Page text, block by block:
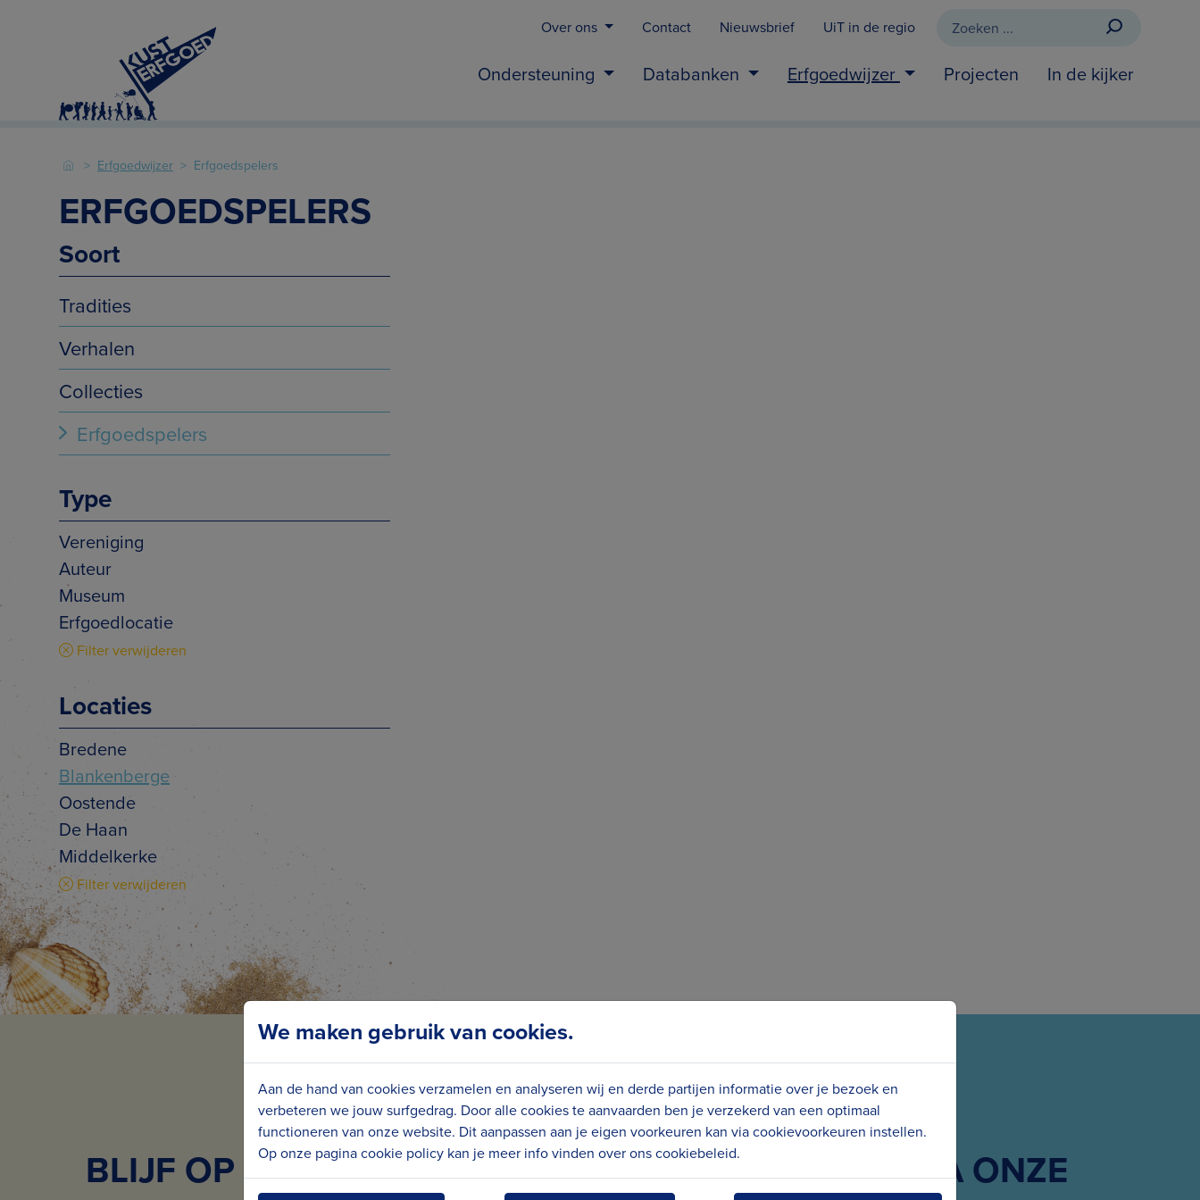
Over ons Contact Nieuwsbrief UiT in de regio
Ondersteuning Databanken Erfgoedwijzer Projecten In de kijker
Erfgoedwijzer Erfgoedspelers
ERFGOEDSPELERS
Soort
Tradities
Verhalen
Collecties
Erfgoedspelers
Type
Vereniging
Auteur
Museum
Erfgoedlocatie
Filter verwijderen
Locaties
Bredene
Blankenberge
Oostende
De Haan
Middelkerke
Filter verwijderen
BLIJF OP DE HOOGTE VAN
VOLG ONS VIA ONZE
We maken gebruik van cookies.
Aan de hand van cookies verzamelen en analyseren wij en derde partijen informatie over je bezoek en
verbeteren we jouw surfgedrag. Door alle cookies te aanvaarden ben je verzekerd van een optimaal
functioneren van onze website. Dit aanpassen aan je eigen voorkeuren kan via cookievoorkeuren instellen.
Op onze pagina cookie policy kan je meer info vinden over ons cookiebeleid.